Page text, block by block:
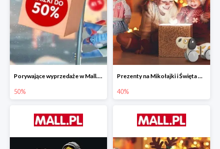
Porywające wyprzedaże w Mall.pl do -50%
50%
Prezenty na Mikołajki i Święta w Mall.pl do -40%
40%